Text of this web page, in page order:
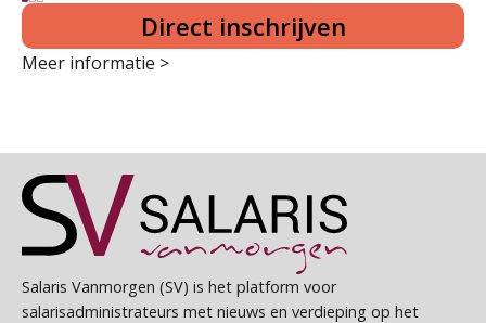
Direct inschrijven
Meer informatie >
Salaris Vanmorgen (SV) is het platform voor
salarisadministrateurs met nieuws en verdieping op het